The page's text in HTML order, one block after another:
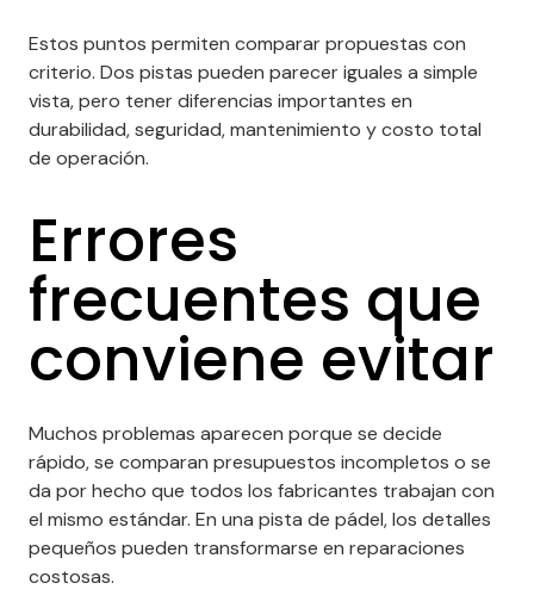
Estos puntos permiten comparar propuestas con
criterio. Dos pistas pueden parecer iguales a simple
vista, pero tener diferencias importantes en
durabilidad, seguridad, mantenimiento y costo total
de operación.
Errores
frecuentes que
conviene evitar
Muchos problemas aparecen porque se decide
rápido, se comparan presupuestos incompletos o se
da por hecho que todos los fabricantes trabajan con
el mismo estándar. En una pista de pádel, los detalles
pequeños pueden transformarse en reparaciones
costosas.